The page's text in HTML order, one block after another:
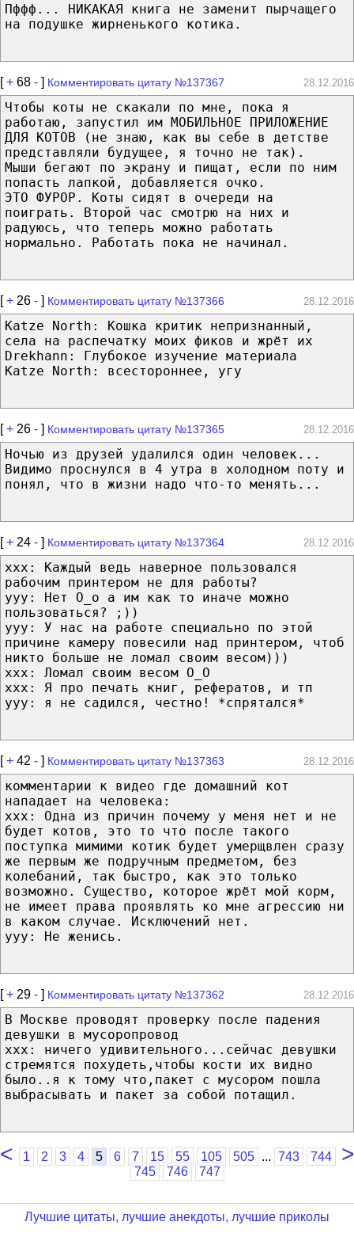
Пффф... НИКАКАЯ книга не заменит пырчащего
на подушке жирненького котика.
[+ 68 - ] Комментировать цитату №137367 28.12.2016
Чтобы коты не скакали по мне, пока я
работаю, запустил им МОБИЛЬНОЕ ПРИЛОЖЕНИЕ
ДЛЯ КОТОВ (не знаю, как вы себе в детстве
представляли будущее, я точно не так).
Мыши бегают по экрану и пищат, если по ним
попасть лапкой, добавляется очко.
ЭТО ФУРОР. Коты сидят в очереди на
поиграть. Второй час смотрю на них и
радуюсь, что теперь можно работать
нормально. Работать пока не начинал.
[+ 26 - ] Комментировать цитату №137366 28.12.2016
Katze North: Кошка критик непризнанный,
села на распечатку моих фиков и жрёт их
Drekhann: Глубокое изучение материала
Katze North: всестороннее, угу
[+ 26 - ] Комментировать цитату №137365 28.12.2016
Ночью из друзей удалился один человек...
Видимо проснулся в 4 утра в холодном поту и
понял, что в жизни надо что-то менять...
[+ 24 - ] Комментировать цитату №137364 28.12.2016
ххх: Каждый ведь наверное пользовался
рабочим принтером не для работы?
ууу: Нет О_о а им как то иначе можно
пользоваться? ;))
ууу: У нас на работе специально по этой
причине камеру повесили над принтером, чтоб
никто больше не ломал своим весом)))
ххх: Ломал своим весом О_О
ххх: Я про печать книг, рефератов, и тп
ууу: я не садился, честно! *спрятался*
[+ 42 - ] Комментировать цитату №137363 28.12.2016
комментарии к видео где домашний кот
нападает на человека:
xxx: Одна из причин почему у меня нет и не
будет котов, это то что после такого
поступка мимими котик будет умерщвлен сразу
же первым же подручным предметом, без
колебаний, так быстро, как это только
возможно. Существо, которое жрёт мой корм,
не имеет права проявлять ко мне агрессию ни
в каком случае. Исключений нет.
yyy: Не женись.
[+ 29 - ] Комментировать цитату №137362 28.12.2016
В Москве проводят проверку после падения
девушки в мусоропровод
ххх: ничего удивительного...сейчас девушки
стремятся похудеть,чтобы кости их видно
было..я к тому что,пакет с мусором пошла
выбрасывать и пакет за собой потащил.
>
< 1 2 3 4 5 6 7 15 55 105 505 ... 743
744
745
746 747
Лучшие цитаты, лучшие анекдоты, лучшие приколы